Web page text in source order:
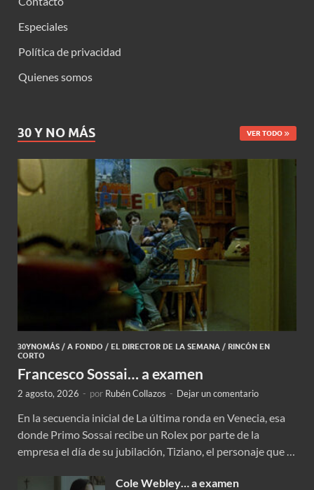
Especiales
Política de privacidad
Quienes somos
30 Y NO MÁS VER TODO
30YNOMÁS / A FONDO / EL DIRECTOR DE LA SEMANA / RINCÓN EN
CORTO
Francesco Sossai… a examen
2 agosto, 2026 - por Rubén Collazos - Dejar un comentario
En la secuencia inicial de La última ronda en Venecia, esa
donde Primo Sossai recibe un Rolex por parte de la
empresa el día de su jubilación, Tiziano, el personaje que …
Cole Webley… a examen